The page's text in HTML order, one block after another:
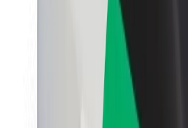
Lisätietoja Boltista
Kestävä kehitys Boltilla
Project Zero
Uutishuone